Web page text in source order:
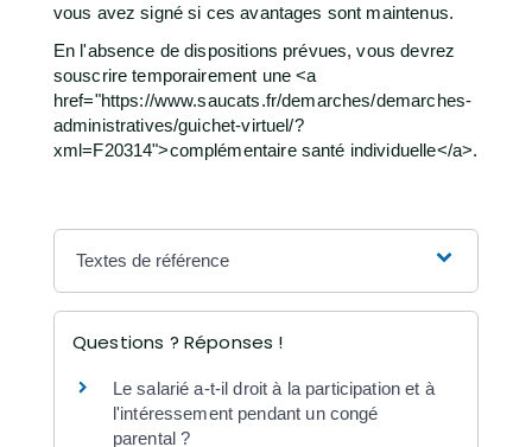
vous avez signé si ces avantages sont maintenus.
En l'absence de dispositions prévues, vous devrez
souscrire temporairement une <a
href="https://www.saucats.fr/demarches/demarches-
administratives/guichet-virtuel/?
xml=F20314">complémentaire santé individuelle</a>.
Textes de référence
Questions ? Réponses !
Le salarié a-t-il droit à la participation et à
l'intéressement pendant un congé
parental ?